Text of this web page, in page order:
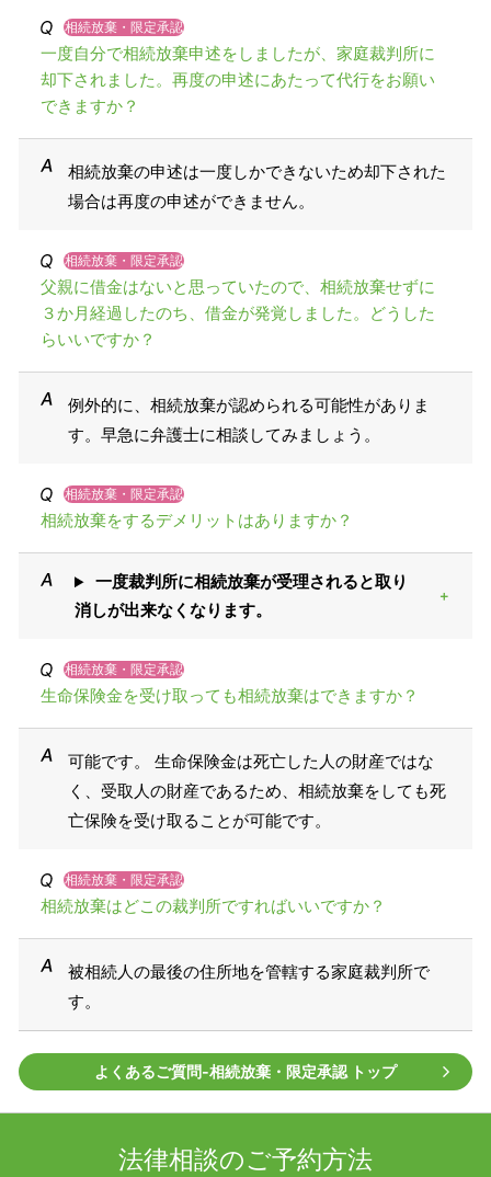
相続放棄・限定承認
一度自分で相続放棄申述をしましたが、家庭裁判所に
却下されました。再度の申述にあたって代行をお願い
できますか？
相続放棄の申述は一度しかできないため却下された
場合は再度の申述ができません。
相続放棄・限定承認
父親に借金はないと思っていたので、相続放棄せずに
３か月経過したのち、借金が発覚しました。どうした
らいいですか？
例外的に、相続放棄が認められる可能性がありま
す。早急に弁護士に相談してみましょう。
相続放棄・限定承認
相続放棄をするデメリットはありますか？
一度裁判所に相続放棄が受理されると取り
消しが出来なくなります。
相続放棄・限定承認
生命保険金を受け取っても相続放棄はできますか？
可能です。 生命保険金は死亡した人の財産ではな
く、受取人の財産であるため、相続放棄をしても死
亡保険を受け取ることが可能です。
相続放棄・限定承認
相続放棄はどこの裁判所ですればいいですか？
被相続人の最後の住所地を管轄する家庭裁判所で
す。
よくあるご質問‐相続放棄・限定承認 トップ
法律相談のご予約方法